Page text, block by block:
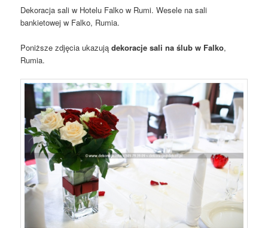
Dekoracja sali w Hotelu Falko w Rumi. Wesele na sali
bankietowej w Falko, Rumia.
Poniższe zdjęcia ukazujądekoracje sali na ślub w Falko,
Rumia.